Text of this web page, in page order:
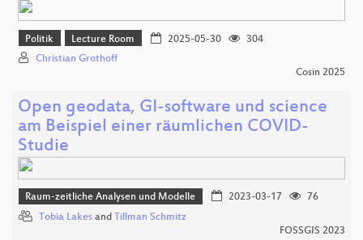
Politik Lecture Room 2025-05-30
304
Christian Grothoff
Cosin 2025
Open geodata, GI-software und science
am Beispiel einer räumlichen COVID-
Studie
Raum-zeitliche Analysen und Modelle 2023-03-17
76
Tobia Lakes and Tillman Schmitz
FOSSGIS 2023